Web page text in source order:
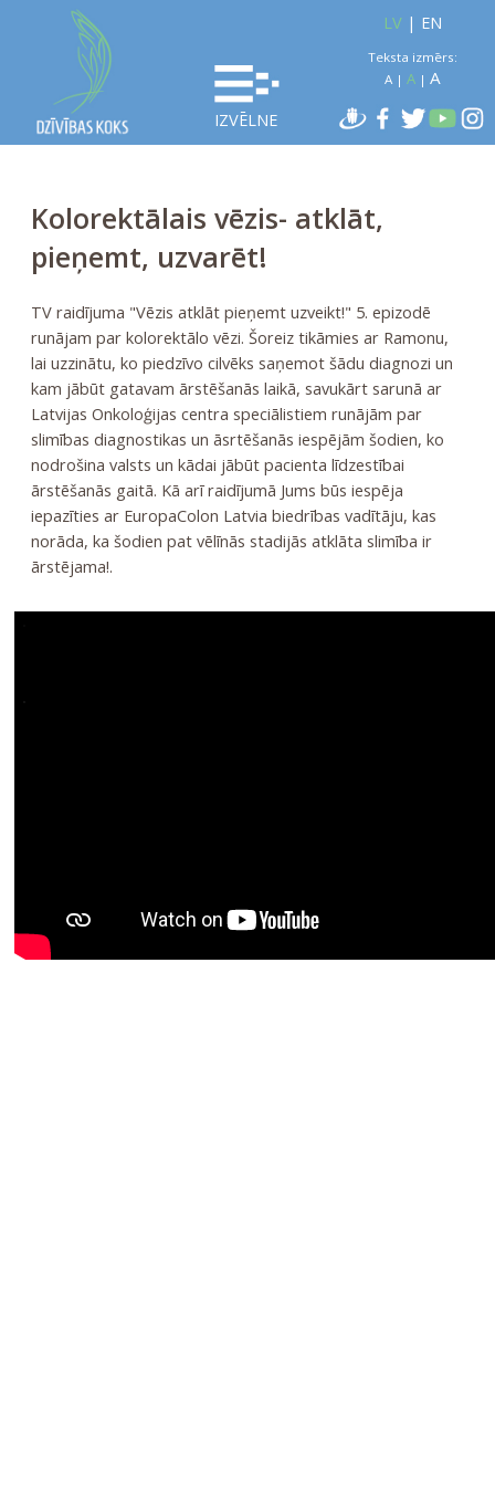
IZVĒLNE
LV| EN
Teksta izmērs:
A| A| A
Kolorektālais vēzis- atklāt,
pieņemt, uzvarēt!
TV raidījuma "Vēzis atklāt pieņemt uzveikt!" 5. epizodē
runājam par kolorektālo vēzi. Šoreiz tikāmies ar Ramonu,
lai uzzinātu, ko piedzīvo cilvēks saņemot šādu diagnozi un
kam jābūt gatavam ārstēšanās laikā, savukārt sarunā ar
Latvijas Onkoloģijas centra speciālistiem runājām par
slimības diagnostikas un āsrtēšanās iespējām šodien, ko
nodrošina valsts un kādai jābūt pacienta līdzestībai
ārstēšanās gaitā. Kā arī raidījumā Jums būs iespēja
iepazīties ar EuropaColon Latvia biedrības vadītāju, kas
norāda, ka šodien pat vēlīnās stadijās atklāta slimība ir
ārstējama!.